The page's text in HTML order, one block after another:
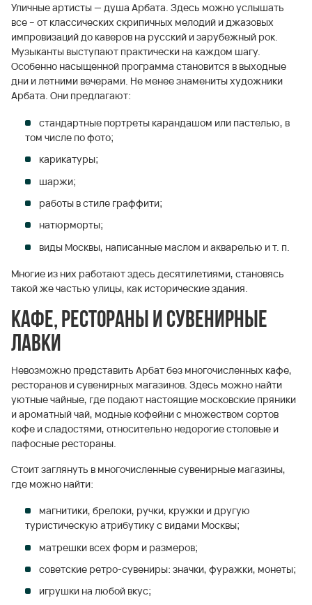
Уличные артисты — душа Арбата. Здесь можно услышать
все – от классических скрипичных мелодий и джазовых
импровизаций до каверов на русский и зарубежный рок.
Музыканты выступают практически на каждом шагу.
Особенно насыщенной программа становится в выходные
дни и летними вечерами. Не менее знамениты художники
Арбата. Они предлагают:
стандартные портреты карандашом или пастелью, в
том числе по фото;
карикатуры;
шаржи;
работы в стиле граффити;
натюрморты;
виды Москвы, написанные маслом и акварелью и т. п.
Многие из них работают здесь десятилетиями, становясь
такой же частью улицы, как исторические здания.
Кафе, рестораны и сувенирные
лавки
Невозможно представить Арбат без многочисленных кафе,
ресторанов и сувенирных магазинов. Здесь можно найти
уютные чайные, где подают настоящие московские пряники
и ароматный чай, модные кофейни с множеством сортов
кофе и сладостями, относительно недорогие столовые и
пафосные рестораны.
Стоит заглянуть в многочисленные сувенирные магазины,
где можно найти:
магнитики, брелоки, ручки, кружки и другую
туристическую атрибутику с видами Москвы;
матрешки всех форм и размеров;
советские ретро-сувениры: значки, фуражки, монеты;
игрушки на любой вкус;